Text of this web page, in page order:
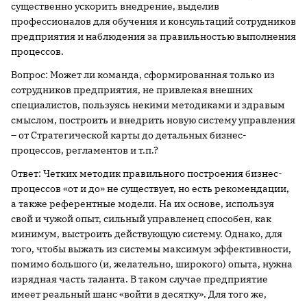
существенно ускорить внедрение, выделив
профессионалов для обучения и консультаций сотрудников
предприятия и наблюдения за правильностью выполнения
процессов.
Вопрос: Может ли команда, сформированная только из
сотрудников предприятия, не привлекая внешних
специалистов, пользуясь некими методиками и здравым
смыслом, построить и внедрить новую систему управления
– от Стратегической карты до детальных бизнес-
процессов, регламентов и т.п.?
Ответ: Четких методик правильного построения бизнес-
процессов «от и до» не существует, но есть рекомендации,
а также референтные модели. На их основе, используя
свой и чужой опыт, сильный управленец способен, как
минимум, выстроить действующую систему. Однако, для
того, чтобы выжать из системы максимум эффективности,
помимо большого (и, желательно, широкого) опыта, нужна
изрядная часть таланта. В таком случае предприятие
имеет реальный шанс «войти в десятку». Для того же,